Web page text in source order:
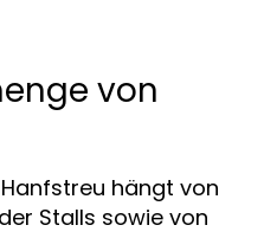
von
hängt von
Stalls sowie von